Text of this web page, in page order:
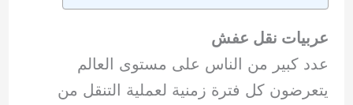
عربيات نقل عفش
عدد كبير من الناس على مستوى العالم
يتعرضون كل فترة زمنية لعملية التنقل من